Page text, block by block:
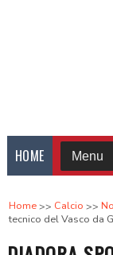
HOME
Home Calcio
tecnico del Vasco da